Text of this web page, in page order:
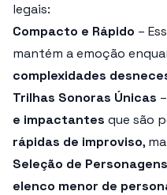
legais:
Compacto e Rápido –
mantém a emoção
complexidades
Trilhas Sonoras Únicas
e impactantes que são
rápidas de improviso,
Seleção de
elenco menor de